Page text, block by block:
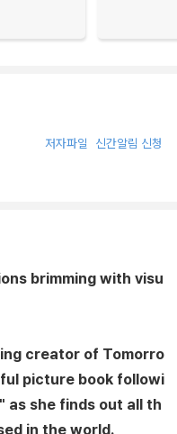
저자파일 신간알림 신청
brimming with visu
creator of Tomorro
picture book followi
as she finds out all th
in the world.